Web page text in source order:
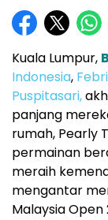
Kuala Lumpur,
Indonesia,
Puspitasari,
panjang
rumah, Pearly
permainan
meraih
mengantar
Malaysia Open